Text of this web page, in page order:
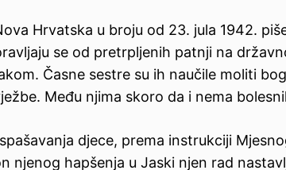
Hrvatska u broju od 23. jula 1942.
se od pretrpljenih patnji na
Časne sestre su ih naučile moliti
Među njima skoro da i nema
djece, prema instrukciji
njenog hapšenja u Jaski njen rad